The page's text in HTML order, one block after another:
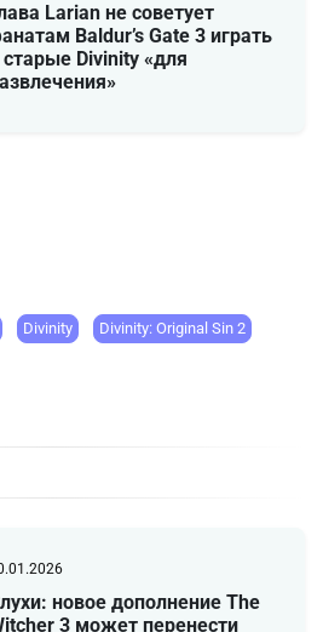
Larian не советует
Baldur’s Gate 3 играть
старые Divinity «для
Divinity Divinity: Original Sin 2
новое дополнение The
3 может перенести